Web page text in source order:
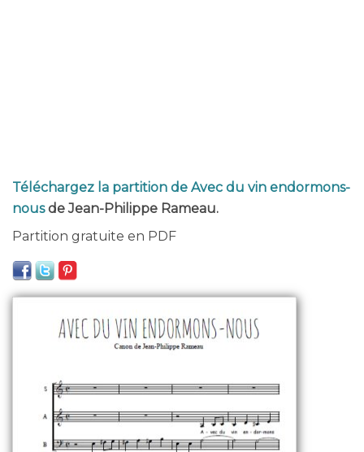
Téléchargez la partition de Avec du vin endormons-
nousde Jean-Philippe Rameau.
Partition gratuite en PDF